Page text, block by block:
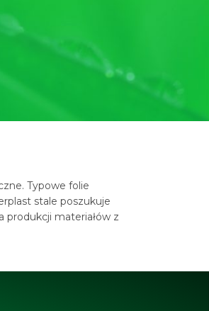
Typowe folie
stale poszukuje
produkcji materiałów z